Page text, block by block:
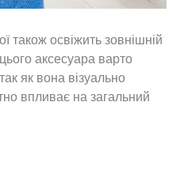
також освіжить зовнішній
аксесуара варто
як вона візуально
впливає на загальний